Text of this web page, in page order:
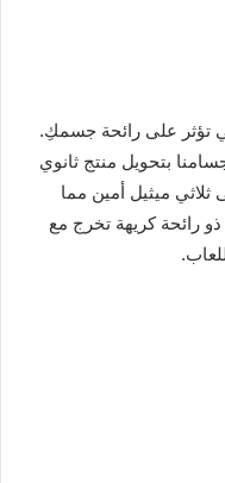
تؤثر على رائحة جسمكِ.
بتحويل منتج ثانوي
ثلاثي ميثيل أمين مما
رائحة كريهة تخرج مع